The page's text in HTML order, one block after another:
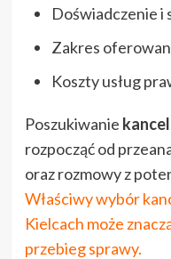
Doświadczenie i
Zakres
Koszty usług
Poszukiwanie
rozpocząć od
oraz rozmowy z
Właściwy wybór
Kielcach może
przebieg sprawy.